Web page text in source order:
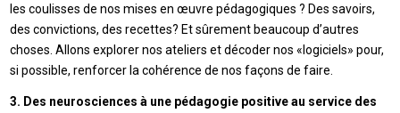
les coulisses de nos mises en œuvre pédagogiques ? Des savoirs,
des convictions, des recettes? Et sûrement beaucoup d’autres
choses. Allons explorer nos ateliers et décoder nos «logiciels» pour,
si possible, renforcer la cohérence de nos façons de faire.
3. Des neurosciences à une pédagogie positive au service des